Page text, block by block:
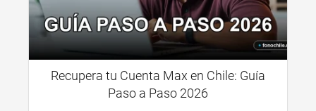
Recupera tu Cuenta Max en Chile: Guía
Paso a Paso 2026